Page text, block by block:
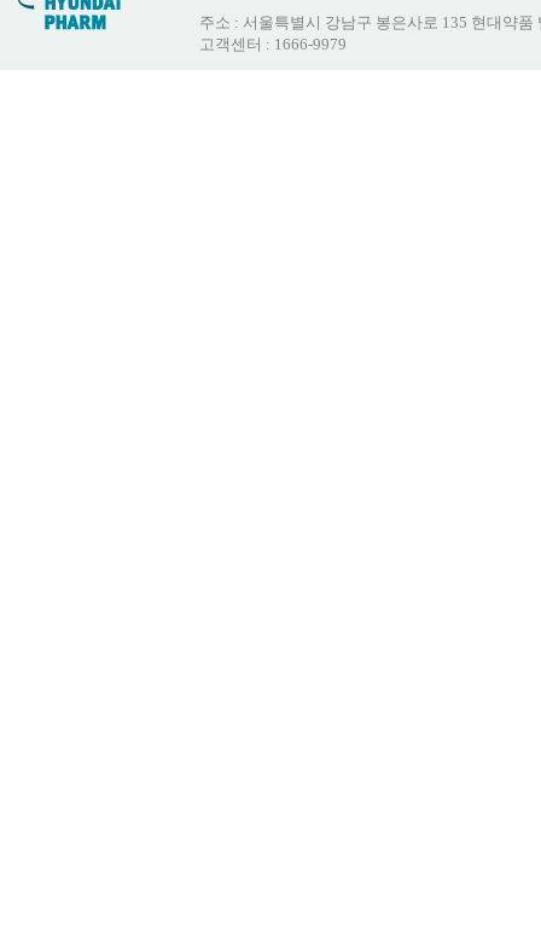
주소 : 서울특별시 강남구 봉은사로 135 현대약품
고객센터 : 1666-9979